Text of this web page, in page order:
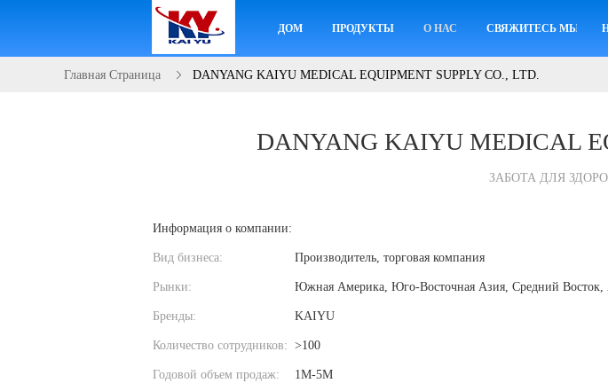
ДОМ ПРОДУКТЫ О НАС СВЯЖИТЕСЬ МЫ
Главная Страница DANYANG KAIYU MEDICAL EQUIPMENT SUPPLY CO., LTD.
DANYANG KAIYU MEDICAL
ЗАБОТА ДЛЯ
Информация о компании:
Вид бизнеса: Производитель, торговая компания
Рынки: Южная Америка, Юго-Восточная Азия, Средний Восток,
Бренды: KAIYU
Количество сотрудников: >100
Годовой объем продаж: 1M-5M